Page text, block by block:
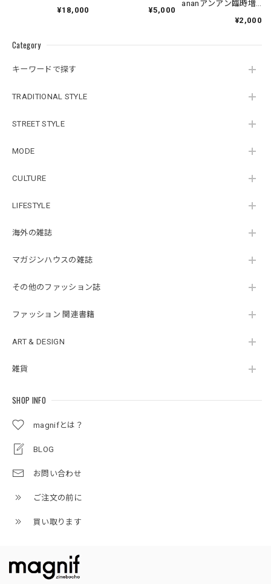
Category
キーワードで探す
TRADITIONAL STYLE
STREET STYLE
MODE
CULTURE
LIFESTYLE
海外の雑誌
マガジンハウスの雑誌
その他のファッション誌
ファッション 関連書籍
ART & DESIGN
雑貨
SHOP INFO
magnifとは？
BLOG
お問い合わせ
ご注文の前に
買い取ります
¥18,000 ¥5,000
ananアンアン臨時増
¥2,000